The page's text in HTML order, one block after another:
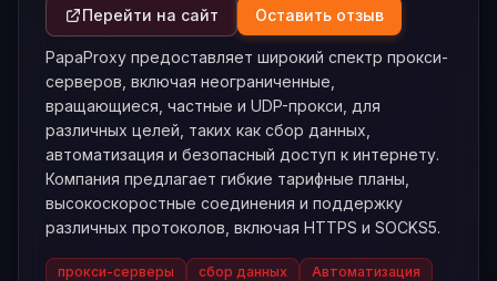
Перейти на сайт Оставить отзыв
PapaProxy предоставляет широкий спектр прокси-
серверов, включая неограниченные,
вращающиеся, частные и UDP-прокси, для
различных целей, таких как сбор данных,
автоматизация и безопасный доступ к интернету.
Компания предлагает гибкие тарифные планы,
высокоскоростные соединения и поддержку
различных протоколов, включая HTTPS и SOCKS5.
прокси-серверы сбор данных
Автоматизация